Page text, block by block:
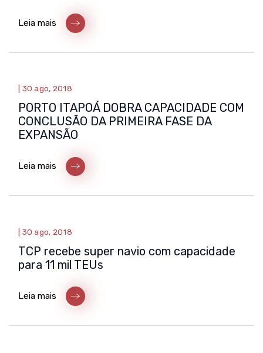
Leia mais
30 ago, 2018
PORTO ITAPOÁ DOBRA CAPACIDADE COM
CONCLUSÃO DA PRIMEIRA FASE DA
EXPANSÃO
Leia mais
30 ago, 2018
TCP recebe super navio com capacidade
para 11 mil TEUs
Leia mais